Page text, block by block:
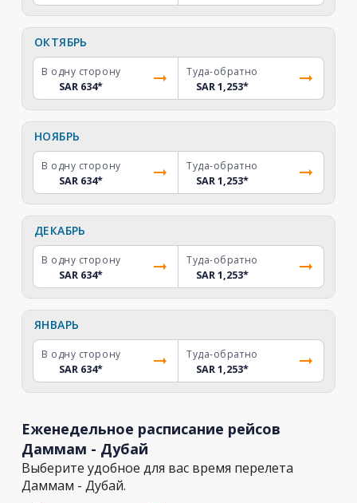
ОКТЯБРЬ
В одну сторону
SAR 634*
Туда-обратно
SAR 1,253*
НОЯБРЬ
В одну сторону
SAR 634*
Туда-обратно
SAR 1,253*
ДЕКАБРЬ
В одну сторону
SAR 634*
Туда-обратно
SAR 1,253*
ЯНВАРЬ
В одну сторону
SAR 634*
Туда-обратно
SAR 1,253*
Еженедельное расписание рейсов
Даммам - Дубай
Выберите удобное для вас время перелета
Даммам - Дубай.